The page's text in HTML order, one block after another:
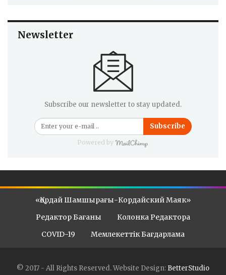
Newsletter
Subscribe our newsletter to stay updated.
Subscribe
Powered by
«Қордай Шамшырағы-Кордайский Маяк»
Редактор Бағаны
Колонка Редактора
COVID-19
Мемлекеттік Бағдарлама
© 2017 - All Rights Reserved.Website Design: BetterStudio